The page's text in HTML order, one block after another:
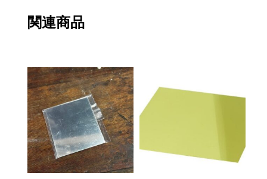
関連商品